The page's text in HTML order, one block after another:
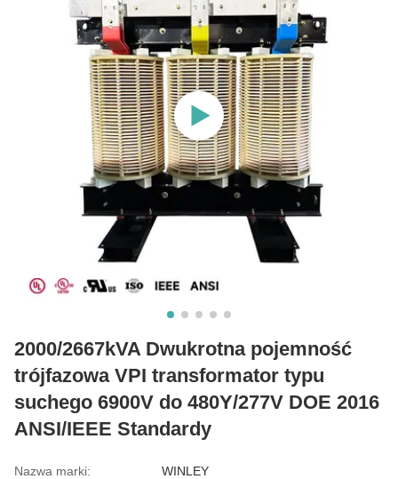
2000/2667kVA Dwukrotna pojemność
trójfazowa VPI transformator typu
suchego 6900V do 480Y/277V DOE 2016
ANSI/IEEE Standardy
Nazwa marki: WINLEY